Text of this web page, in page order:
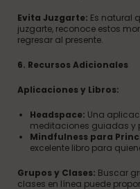
Evita Juzgarte: Es natural
juzgarte, reconoce estos
regresar al presente.
6. Recursos Adicionales
Aplicaciones y Libros:
Headspace: Una
meditaciones guiadas y
Mindfulness para
excelente libro para
Grupos y Clases: Buscar
clases en línea puede